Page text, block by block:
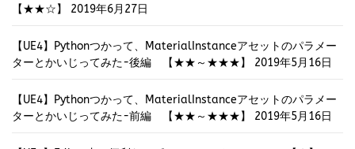
【★★☆】
2019年6月27日
【UE4】Pythonつかって、MaterialInstanceアセットのパラメー
ターとかいじってみた-後編 【★★～★★★】
2019年5月16日
【UE4】Pythonつかって、MaterialInstanceアセットのパラメー
ターとかいじってみた-前編 【★★～★★★】
2019年5月16日